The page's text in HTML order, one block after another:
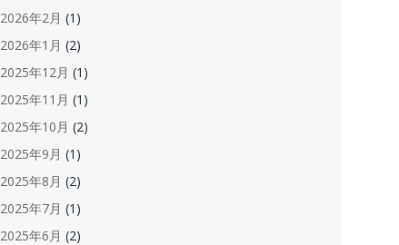
2026年2月 (1)
2026年1月 (2)
2025年12月 (1)
2025年11月 (1)
2025年10月 (2)
2025年9月 (1)
2025年8月 (2)
2025年7月 (1)
2025年6月 (2)